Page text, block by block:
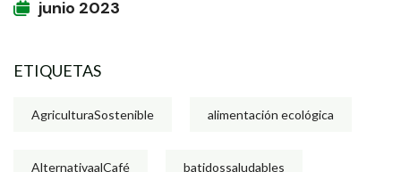
junio 2023
ETIQUETAS
AgriculturaSostenible alimentación ecológica
AlternativaalCafé batidossaludables